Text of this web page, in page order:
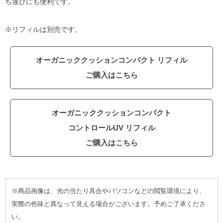
※リフィルは別売です。
オーガニッククッションコンパクト リフィル
ご購入はこちら
オーガニッククッションコンパクト
コントロールUV リフィル
ご購入はこちら
※商品画像は、光の当たり具合やパソコンなどの閲覧環境により、
実際の色味と異なって見える場合がございます。予めご了承くださ
い。